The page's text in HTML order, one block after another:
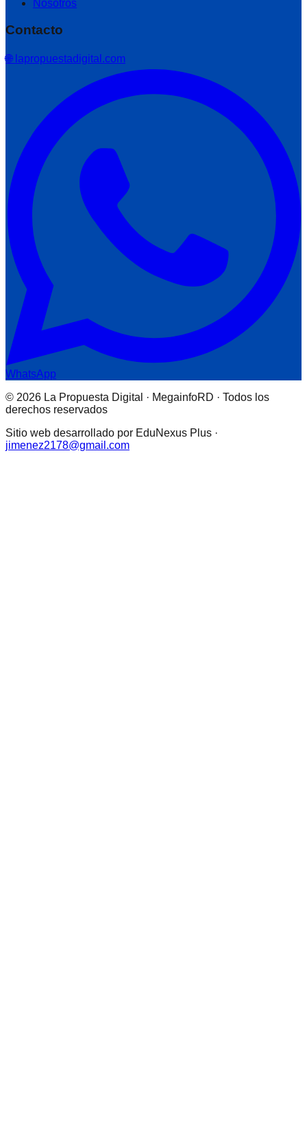
Nosotros
Contacto
🌐 lapropuestadigital.com
WhatsApp
© 2026 La Propuesta Digital · MegainfoRD · Todos los
derechos reservados
Sitio web desarrollado por EduNexus Plus ·
jimenez2178@gmail.com